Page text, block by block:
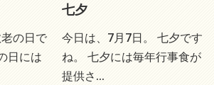
の日で
日には
七夕
今日は、7月7日。 七夕です
ね。 七夕には毎年行事食が
提供さ...